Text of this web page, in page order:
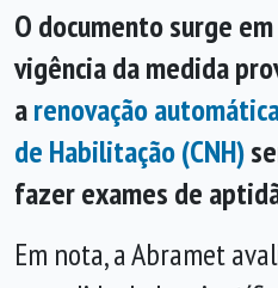
O documento surge
vigência da medida
arenovação
de Habilitação (CNH)
fazer exames de
Em nota, a Abramet